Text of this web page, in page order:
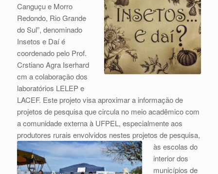
Canguçu e Morro
Redondo, Rio Grande
do Sul”, denominado
Insetos e Daí é
coordenado pelo Prof.
Crstiano Agra Iserhard
cm a colaboração dos
laboratórios LELEP e
LACEF. Este projeto visa aproximar a informação de
projetos de pesquisa que circula no meio acadêmico com
a comunidade externa à UFPEL, especialmente aos
produtores rurais envolvidos nestes projetos de pesquisa,
às escolas do
interior dos
municípios de